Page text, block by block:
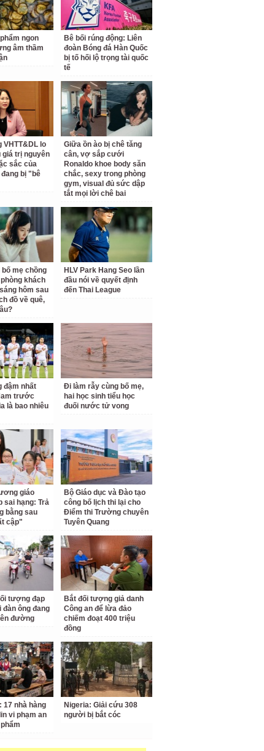
ngon
âm thầm
Bê bối rúng động: Liên
đoàn Bóng đá Hàn Quốc
bị tố hối lộ trọng tài quốc
tế
VHTT&DL lo
giá trị nguyên
sắc của
bị "bê
Giữa ồn ào bị chê tăng
cân, vợ sắp cưới
Ronaldo khoe body săn
chắc, sexy trong phòng
gym, visual đủ sức dập
tắt mọi lời chê bai
mẹ chồng
khách
hôm sau
đồ về quê,
HLV Park Hang Seo lần
đầu nói về quyết định
đến Thai League
đậm nhất
trước
là bao nhiêu
Đi làm rẫy cùng bố mẹ,
hai học sinh tiểu học
đuối nước tử vong
giáo
sai hạng: Trả
bằng sau
cập"
Bộ Giáo dục và Đào tạo
công bố lịch thi lại cho
Điểm thi Trường chuyên
Tuyên Quang
tượng đạp
ông đang
đường
Bắt đối tượng giả danh
Công an để lừa đảo
chiếm đoạt 400 triệu
đồng
17 nhà hàng
vi phạm an
Nigeria: Giải cứu 308
người bị bắt cóc